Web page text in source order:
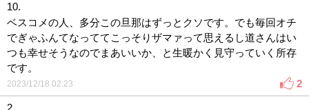
10.
ベスコメの人、多分この旦那はずっとクソです。でも毎回オチ
でぎゃふんてなっててこっそりザマァって思えるし道さんはい
つも幸せそうなのでまあいいか、と生暖かく見守っていく所存
です。
2023/12/18 02:23 2
2.